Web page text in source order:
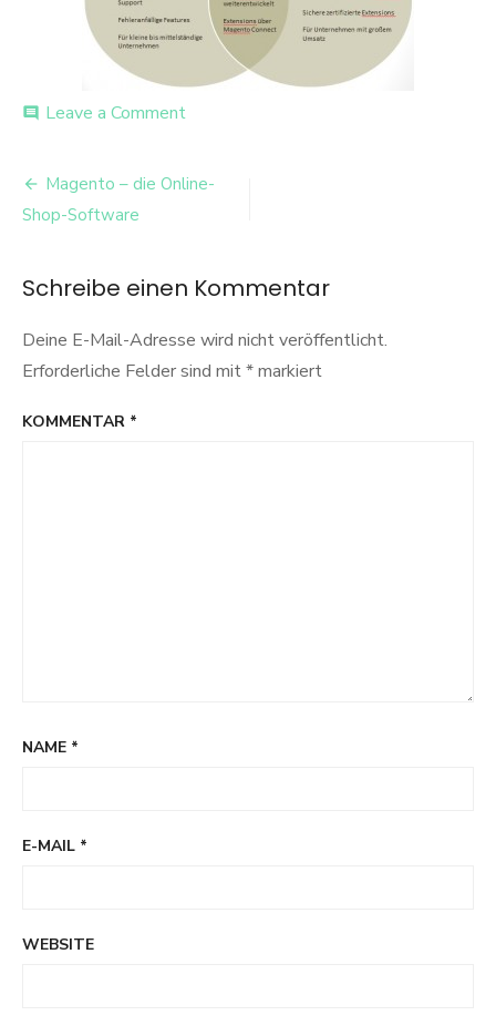
comment Leave a Commenton
Beitrags-
Navigation
Magento – die Online-
Shop-Software
Schreibe einen Kommentar
Deine E-Mail-Adresse wird nicht veröffentlicht.
Erforderliche Felder sind mit*markiert
KOMMENTAR *
NAME *
E-MAIL *
WEBSITE